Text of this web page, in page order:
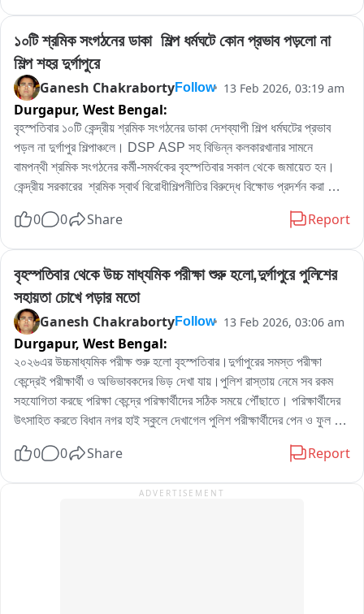
সময় রড ব্যবহার করা হচ্ছে না বলে তাঁদের অভিযোগ। বাসিন্দাদের বক্তব্য,
“অন্যদিকে রড দিয়ে ঢালাই হয়েছে, এখানে কেন হবে না? তাই কাজ বন্ধ রাখতে
বলেছি। কী সিডিউল অনুযায়ী কাজ হচ্ছে, সেটিও দেখাতে বলা হয়েছে"।
১০টি শ্রমিক সংগঠনের ডাকা  শিল্প ধর্মঘটে কোন প্রভাব পড়লো না
শিল্প শহর দুর্গাপুরে
Ganesh ChakrabortyFollow 13 Feb 2026, 03:19 am
Durgapur, West Bengal:
বৃহস্পতিবার ১০টি কেন্দ্রীয় শ্রমিক সংগঠনের ডাকা দেশব্যাপী শিল্প ধর্মঘটের প্রভাব
পড়ল না দুর্গাপুর শিল্পাঞ্চলে। DSP ASP সহ বিভিন্ন কলকারখানার সামনে
বামপন্থী শ্রমিক সংগঠনের কর্মী-সমর্থকের বৃহস্পতিবার সকাল থেকে জমায়েত হন।
কেন্দ্রীয় সরকারের  শ্রমিক স্বার্থ বিরোধীশিল্পনীতির বিরুদ্ধে বিক্ষোভ প্রদর্শন করা
স্বপন মজুমদার  বিক্ষোভে সামিল হয়ে শিল্প ধর্মঘট কেন ডাকা হয়েছে তার কারন ব্যাখা
0 0 Share Report
বৃহস্পতিবার থেকে উচ্চ মাধ্যমিক পরীক্ষা শুরু হলো,দুর্গাপুরে পুলিশের
সহায়তা চোখে পড়ার মতো
Ganesh ChakrabortyFollow 13 Feb 2026, 03:06 am
Durgapur, West Bengal:
২০২৬এর উচ্চমাধ্যমিক পরীক্ষ শুরু হলো বৃহস্পতিবার।দুর্গাপুরের সমস্ত পরীক্ষা
কেন্দ্রেই পরীক্ষার্থী ও অভিভাবকদের ভিড় দেখা যায়।পুলিশ রাস্তায় নেমে সব রকম
সহযোগিতা করছে পরিক্ষা কেন্দ্রে পরিক্ষার্থীদের সঠিক সময়ে পৌঁছাতে। পরিক্ষার্থীদের
উৎসাহিত করতে বিধান নগর হাই স্কুলে দেখাগেল পুলিশ পরীক্ষার্থীদের পেন ও ফুল
পেন কোথাও ফুল এবং কোথাও জলের বোতল দিয়ে। প্রথম দিন দুর্গাপুরে সব কেন্দ্রে
0 0 Share Report
ADVERTISEMENT